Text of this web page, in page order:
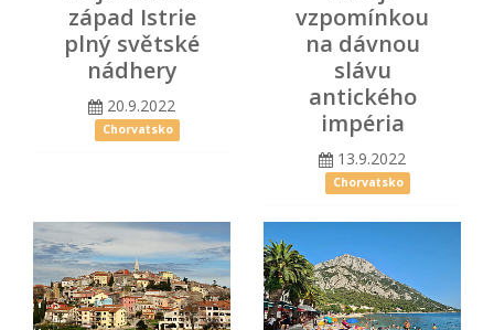
západ Istrie
plný světské
nádhery
20.9.2022
Chorvatsko
vzpomínkou
na dávnou
slávu
antického
impéria
13.9.2022
Chorvatsko